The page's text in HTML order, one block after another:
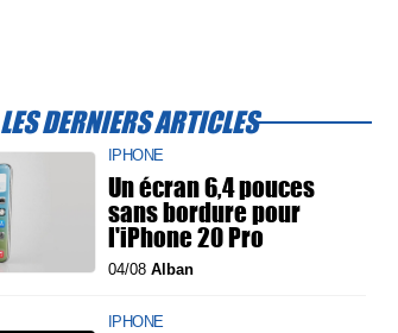
LES DERNIERS ARTICLES
IPHONE
Un écran 6,4 pouces
sans bordure pour
l'iPhone 20 Pro
04/08 Alban
IPHONE